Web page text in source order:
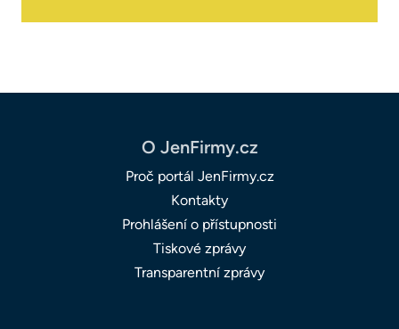
O JenFirmy.cz
Proč portál JenFirmy.cz
Kontakty
Prohlášení o přístupnosti
Tiskové zprávy
Transparentní zprávy